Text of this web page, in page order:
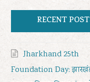
RECENT
Jharkhand 25th
Foundation Day: